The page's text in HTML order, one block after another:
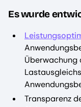
Es wurde
Überwachung
Transparenz